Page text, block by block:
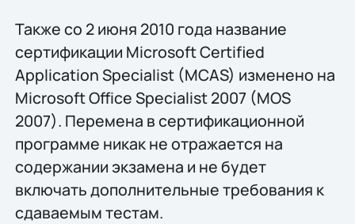
Также со 2 июня 2010 года название
сертификации Microsoft Certified
Application Specialist (MCAS) изменено на
Microsoft Office Specialist 2007 (MOS
2007). Перемена в сертификационной
программе никак не отражается на
содержании экзамена и не будет
включать дополнительные требования к
сдаваемым тестам.